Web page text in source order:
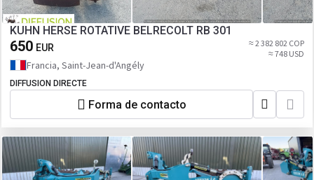
KUHN HERSE ROTATIVE BELRECOLT RB 301
650 EUR
≈ 2 382 802 COP
≈ 748 USD
Francia, Saint-Jean-d'Angély
DIFFUSION DIRECTE
Forma de contacto